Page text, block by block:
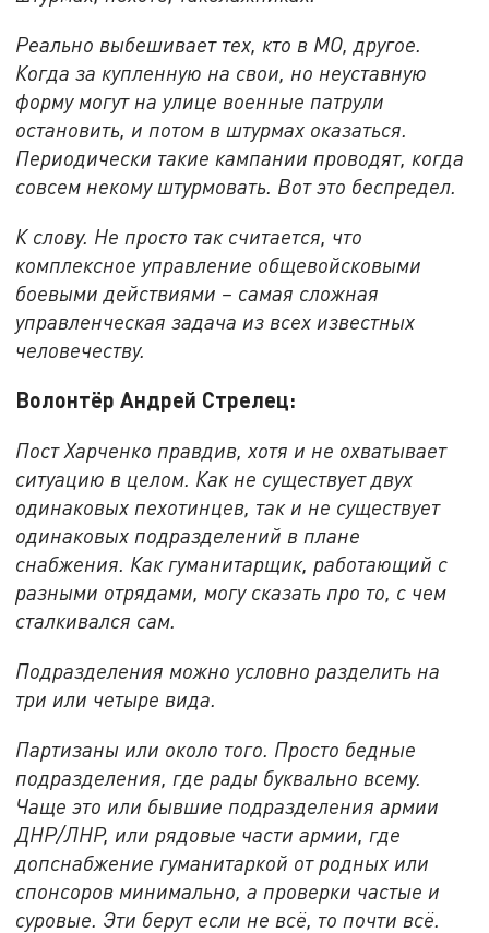
Реально выбешивает тех, кто в МО, другое.
Когда за купленную на свои, но неуставную
форму могут на улице военные патрули
остановить, и потом в штурмах оказаться.
Периодически такие кампании проводят, когда
совсем некому штурмовать. Вот это беспредел.
К слову. Не просто так считается, что
комплексное управление общевойсковыми
боевыми действиями – самая сложная
управленческая задача из всех известных
человечеству.
Волонтёр Андрей Стрелец:
Пост Харченко правдив, хотя и не охватывает
ситуацию в целом. Как не существует двух
одинаковых пехотинцев, так и не существует
одинаковых подразделений в плане
снабжения. Как гуманитарщик, работающий с
разными отрядами, могу сказать про то, с чем
сталкивался сам.
Подразделения можно условно разделить на
три или четыре вида.
Партизаны или около того. Просто бедные
подразделения, где рады буквально всему.
Чаще это или бывшие подразделения армии
ДНР/ЛНР, или рядовые части армии, где
допснабжение гуманитаркой от родных или
спонсоров минимально, а проверки частые и
суровые. Эти берут если не всё, то почти всё.